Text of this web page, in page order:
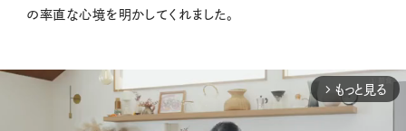
の率直な心境を明かしてくれました。
arrow_forward_ios もっと見る